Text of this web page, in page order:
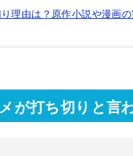
理由は？原作小説や漫画
が打ち切りと言